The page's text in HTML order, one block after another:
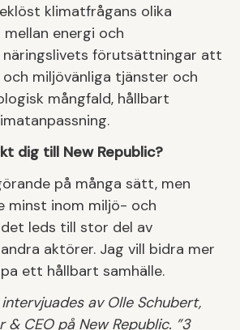
klimatfrågans olika
energi och
förutsättningar att
miljövänliga tjänster och
mångfald, hållbart
dig till New Republic?
på många sätt, men
minst inom miljö- och
leds till stor del av
aktörer. Jag vill bidra mer
ett hållbart samhälle.
av Olle Schubert,
& CEO på New Republic. ”3